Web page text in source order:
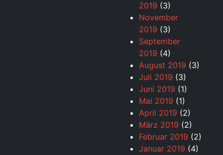
2019 (3)
November
2019 (3)
September
2019 (4)
August 2019 (3)
Juli 2019 (3)
Juni 2019 (1)
Mai 2019 (1)
April 2019 (2)
März 2019 (2)
Februar 2019 (2)
Januar 2019 (4)